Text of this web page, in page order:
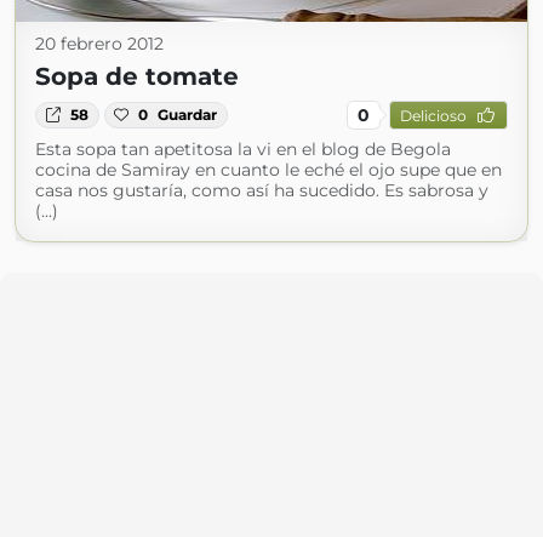
20 febrero 2012
Sopa de tomate
58 0 Guardar 0 Delicioso
Esta sopa tan apetitosa la vi en el blog de Begola
cocina de Samiray en cuanto le eché el ojo supe que en
casa nos gustaría, como así ha sucedido. Es sabrosa y
(...)